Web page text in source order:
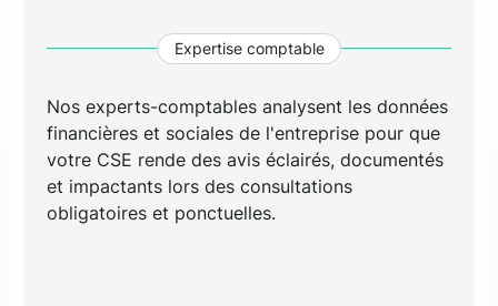
Expertise comptable
Nos experts-comptables analysent les données
financières et sociales de l'entreprise pour que
votre CSE rende des avis éclairés, documentés
et impactants lors des consultations
obligatoires et ponctuelles.